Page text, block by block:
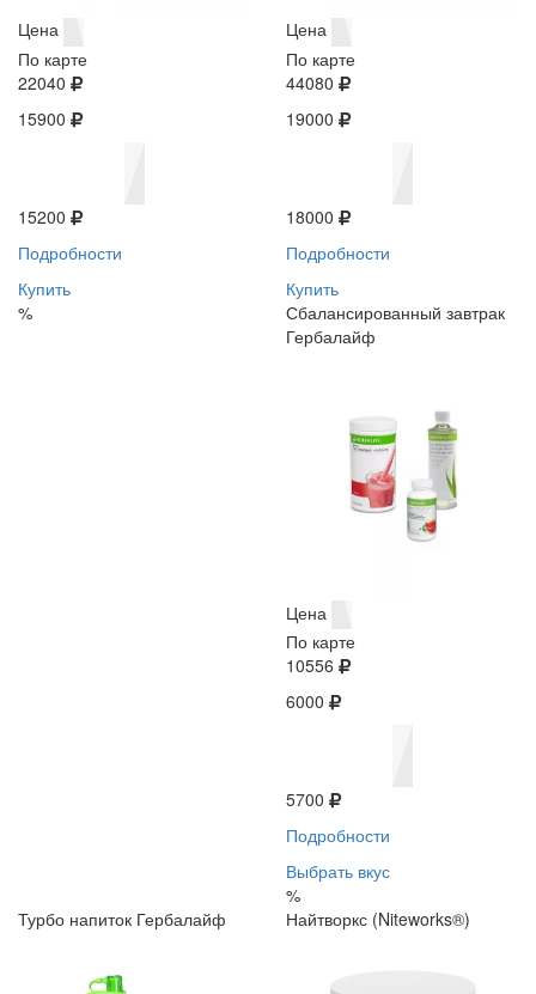
Цена
По карте
22040
15900
15200
Подробности
Купить
%
Цена
По карте
44080
19000
18000
Подробности
Купить
Сбалансированный завтрак
Гербалайф
Цена
По карте
10556
6000
5700
Подробности
Выбрать вкус
%
Турбо напиток Гербалайф
Найтворкс (Niteworks®)